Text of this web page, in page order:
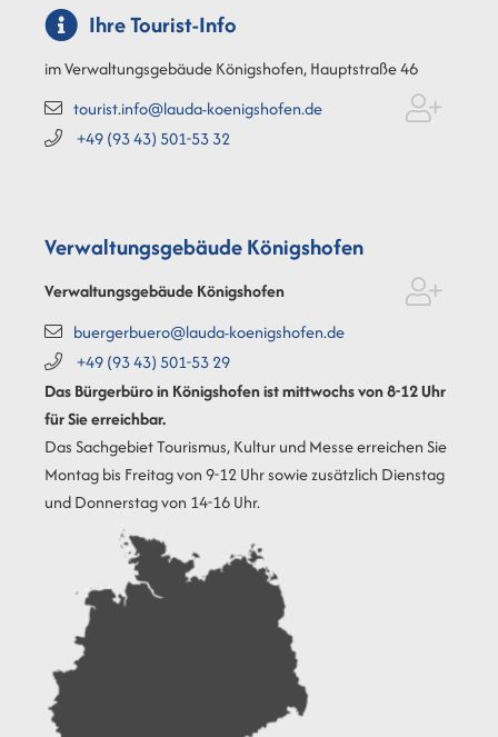
Ihre Tourist-Info
im Verwaltungsgebäude Königshofen, Hauptstraße 46
tourist.info@lauda-koenigshofen.de
+49 (9343) 501-5332
Verwaltungsgebäude Königshofen
Verwaltungsgebäude Königshofen
buergerbuero@lauda-koenigshofen.de
+49 (9343) 501-5329
Das Bürgerbüro in Königshofen ist mittwochs von 8-12 Uhr
für Sie erreichbar.
Das Sachgebiet Tourismus, Kultur und Messe erreichen Sie
Montag bis Freitag von 9-12 Uhr sowie zusätzlich Dienstag
und Donnerstag von 14-16 Uhr.